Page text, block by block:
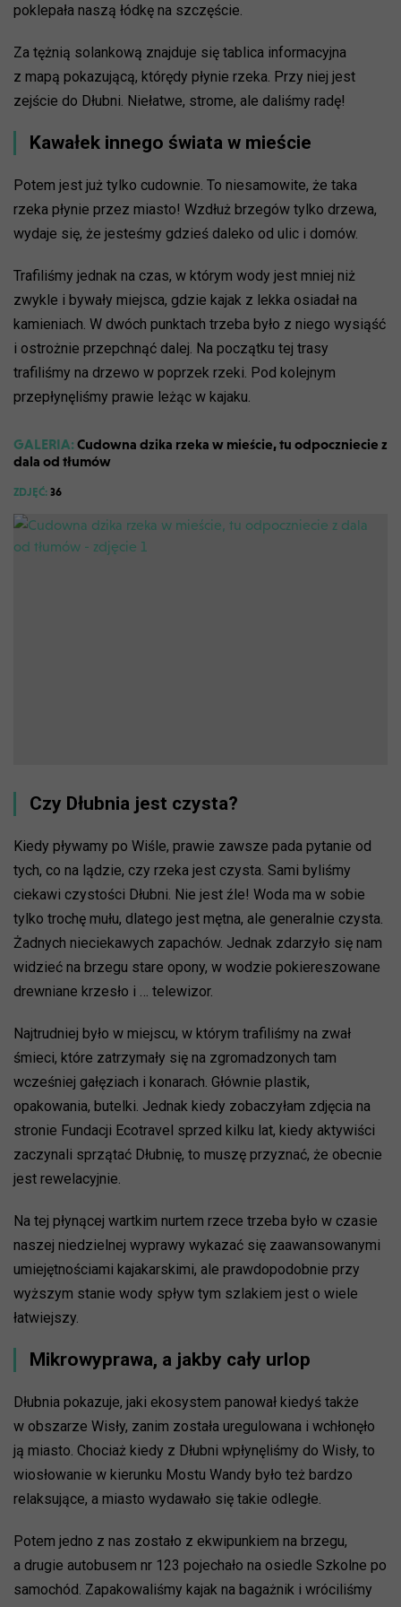
poklepała naszą łódkę na szczęście.
Za tężnią solankową znajduje się tablica informacyjna
z mapą pokazującą, którędy płynie rzeka. Przy niej jest
zejście do Dłubni. Niełatwe, strome, ale daliśmy radę!
Kawałek innego świata w mieście
Potem jest już tylko cudownie. To niesamowite, że taka
rzeka płynie przez miasto! Wzdłuż brzegów tylko drzewa,
wydaje się, że jesteśmy gdzieś daleko od ulic i domów.
Trafiliśmy jednak na czas, w którym wody jest mniej niż
zwykle i bywały miejsca, gdzie kajak z lekka osiadał na
kamieniach. W dwóch punktach trzeba było z niego wysiąść
i ostrożnie przepchnąć dalej. Na początku tej trasy
trafiliśmy na drzewo w poprzek rzeki. Pod kolejnym
przepłynęliśmy prawie leżąc w kajaku.
GALERIA: Cudowna dzika rzeka w mieście, tu odpoczniecie z
dala od tłumów
ZDJĘĆ: 36
Czy Dłubnia jest czysta?
Kiedy pływamy po Wiśle, prawie zawsze pada pytanie od
tych, co na lądzie, czy rzeka jest czysta. Sami byliśmy
ciekawi czystości Dłubni. Nie jest źle! Woda ma w sobie
tylko trochę mułu, dlatego jest mętna, ale generalnie czysta.
Żadnych nieciekawych zapachów. Jednak zdarzyło się nam
widzieć na brzegu stare opony, w wodzie pokiereszowane
drewniane krzesło i … telewizor.
Najtrudniej było w miejscu, w którym trafiliśmy na zwał
śmieci, które zatrzymały się na zgromadzonych tam
wcześniej gałęziach i konarach. Głównie plastik,
opakowania, butelki. Jednak kiedy zobaczyłam zdjęcia na
stronie Fundacji Ecotravel sprzed kilku lat, kiedy aktywiści
zaczynali sprzątać Dłubnię, to muszę przyznać, że obecnie
jest rewelacyjnie.
Na tej płynącej wartkim nurtem rzece trzeba było w czasie
naszej niedzielnej wyprawy wykazać się zaawansowanymi
umiejętnościami kajakarskimi, ale prawdopodobnie przy
wyższym stanie wody spływ tym szlakiem jest o wiele
łatwiejszy.
Mikrowyprawa, a jakby cały urlop
Dłubnia pokazuje, jaki ekosystem panował kiedyś także
w obszarze Wisły, zanim została uregulowana i wchłonęło
ją miasto. Chociaż kiedy z Dłubni wpłynęliśmy do Wisły, to
wiosłowanie w kierunku Mostu Wandy było też bardzo
relaksujące, a miasto wydawało się takie odległe.
Potem jedno z nas zostało z ekwipunkiem na brzegu,
a drugie autobusem nr 123 pojechało na osiedle Szkolne po
samochód. Zapakowaliśmy kajak na bagażnik i wróciliśmy